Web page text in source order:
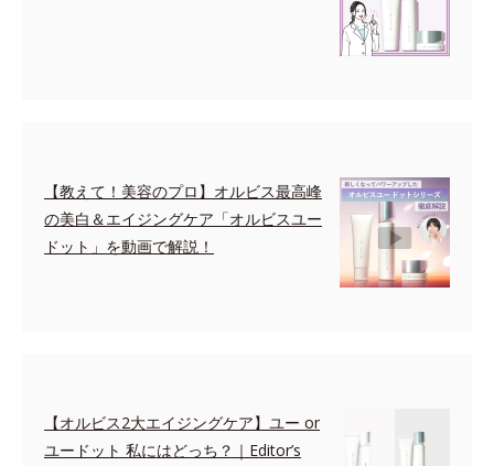
【教えて！美容のプロ】オルビス最高峰
の美白＆エイジングケア「オルビスユー
ドット」を動画で解説！
【オルビス2大エイジングケア】ユー or
ユードット 私にはどっち？｜Editor’s